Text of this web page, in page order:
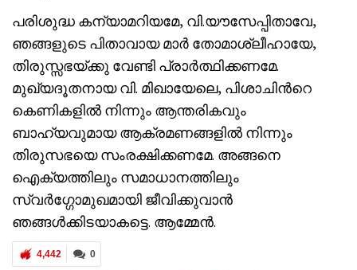
പരിശുദ്ധ കന്യാമറിയമേ, വി.യൗസേപ്പിതാവേ,
ഞങ്ങളുടെ പിതാവായ മാര്‍ തോമാശ്ലീഹായേ,
തിരുസ്സഭയ്ക്കു വേണ്ടി പ്രാര്‍ത്ഥിക്കണമേ.
മുഖ്യദൂതനായ വി. മിഖായേലെ, പിശാചിന്‍റെ
കെണികളില്‍ നിന്നും ആന്തരികവും
ബാഹ്യവുമായ ആക്രമണങ്ങളില്‍ നിന്നും
തിരുസഭയെ സംരക്ഷിക്കണമേ. അങ്ങനെ
ഐക്യത്തിലും സമാധാനത്തിലും
സ്വര്‍ഗ്ഗോമുഖമായി ജീവിക്കുവാന്‍
ഞങ്ങള്‍ക്കിടയാകട്ടെ. ആമ്മേന്‍.
0
4,442